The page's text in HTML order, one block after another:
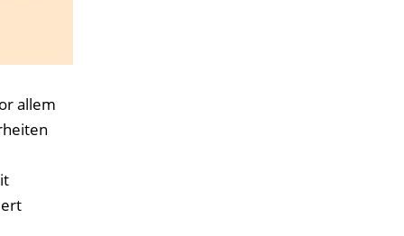
allem